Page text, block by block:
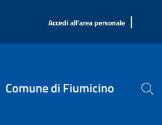
Accedi all'area personale |
Comune di Fiumicino